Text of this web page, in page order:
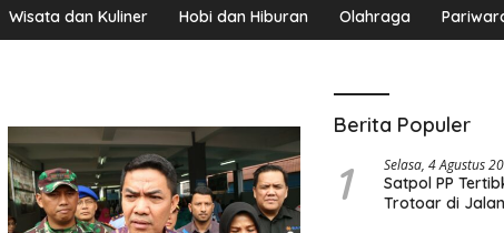
Wisata dan Kuliner Hobi dan Hiburan Olahraga
Berita Populer
1 Selasa, 4 Agustus
Satpol PP
Trotoar di